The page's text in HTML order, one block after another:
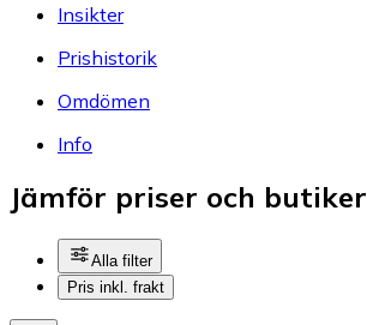
Insikter
Prishistorik
Omdömen
Info
Jämför priser och butiker
Alla filter
Pris inkl. frakt